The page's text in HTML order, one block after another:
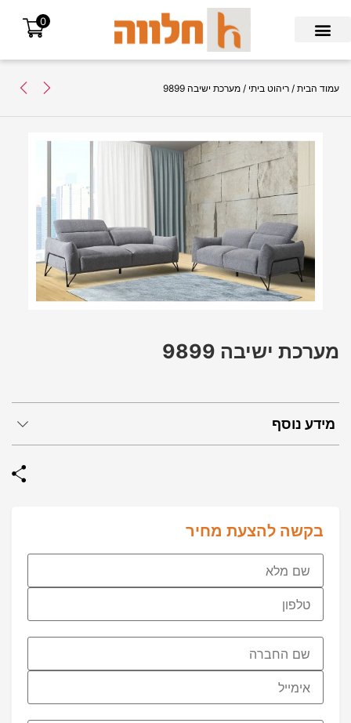
0
עמוד הבית / ריהוט ביתי / מערכת ישיבה 9899
מידע נוסף
מערכת ישיבה 9899
בקשה להצעת מחיר